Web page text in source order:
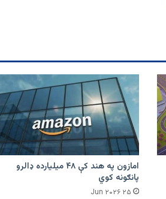
امازون په هند کې ۴۸ میلیارده ډالرو
پانګونه کوي
۲۵ Jun ۲۰۲۶